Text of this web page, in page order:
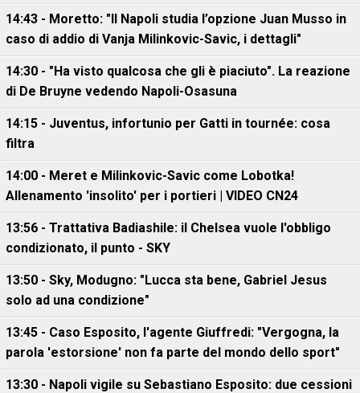
14:43 - Moretto: "Il Napoli studia l’opzione Juan Musso in
caso di addio di Vanja Milinkovic-Savic, i dettagli"
14:30 - "Ha visto qualcosa che gli è piaciuto". La reazione
di De Bruyne vedendo Napoli-Osasuna
14:15 - Juventus, infortunio per Gatti in tournée: cosa
filtra
14:00 - Meret e Milinkovic-Savic come Lobotka!
Allenamento 'insolito' per i portieri | VIDEO CN24
13:56 - Trattativa Badiashile: il Chelsea vuole l'obbligo
condizionato, il punto - SKY
13:50 - Sky, Modugno: "Lucca sta bene, Gabriel Jesus
solo ad una condizione"
13:45 - Caso Esposito, l'agente Giuffredi: "Vergogna, la
parola 'estorsione' non fa parte del mondo dello sport"
13:30 - Napoli vigile su Sebastiano Esposito: due cessioni